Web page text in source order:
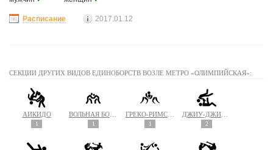
Расписание 2017.01.12
СЕКЦИИ ДРУГИХ ВИДОВ ЕДИНОБОРСТВ ВОЗЛЕ МЕТРО «ОЛИМПИЙСКАЯ»:
АЙКИДО
1 1 1 2